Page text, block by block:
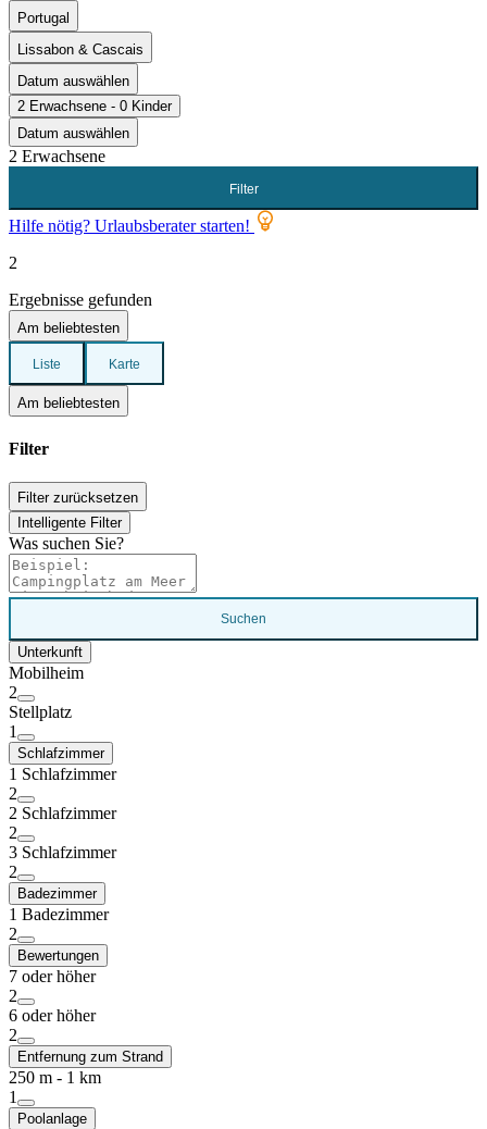
Portugal
Lissabon & Cascais
Datum auswählen
2 Erwachsene - 0 Kinder
Datum auswählen
2 Erwachsene
Filter
Hilfe nötig? Urlaubsberater starten!
2
Ergebnisse gefunden
Am beliebtesten
Liste Karte
Am beliebtesten
Filter
Filter zurücksetzen
Intelligente Filter
Was suchen Sie?
Suchen
Unterkunft
Mobilheim
2
Stellplatz
1
Schlafzimmer
1 Schlafzimmer
2
2 Schlafzimmer
2
3 Schlafzimmer
2
Badezimmer
1 Badezimmer
2
Bewertungen
7 oder höher
2
6 oder höher
2
Entfernung zum Strand
250 m - 1 km
1
Poolanlage